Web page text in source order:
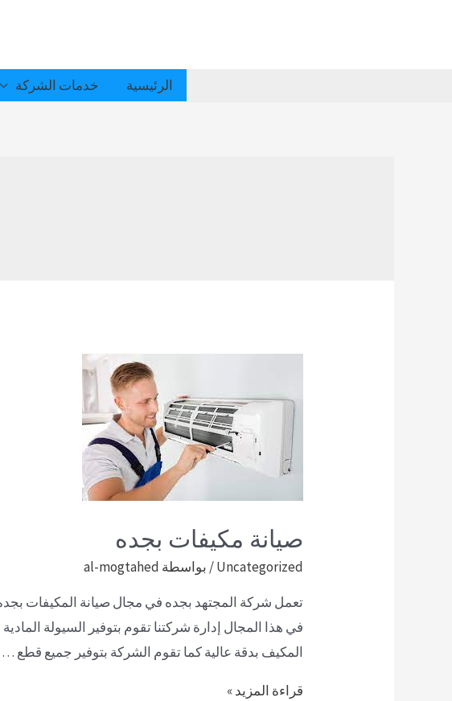
الرئيسية خدمات الشركة
صيانة مكيفات بجده
Uncategorized/ بواسطة al-mogtahed
تعمل شركة المجتهد بجده في مجال صيانة المكيفات بجده
في هذا المجال إدارة شركتنا تقوم بتوفير السيولة
المكيف بدقة عالية كما تقوم الشركة بتوفير جميع قطع …
قراءة المزيد »